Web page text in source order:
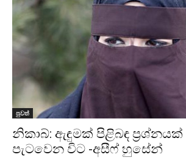
පුවත්
නිකාබ්: ඇඳුමක් පිළිබඳ
පැටවෙන විට -අසීෆ් හුසේන්